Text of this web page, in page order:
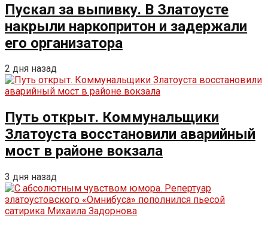
Пускал за выпивку. В Златоусте
накрыли наркопритон и задержали
его организатора
2 дня назад
Путь открыт. Коммунальщики
Златоуста восстановили аварийный
мост в районе вокзала
3 дня назад